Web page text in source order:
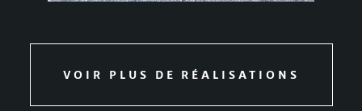
VOIR PLUS DE RÉALISATIONS